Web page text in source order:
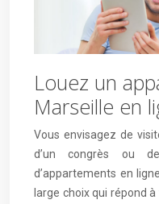
Louez un
Marseille en
Vous envisagez de
d’un congrès ou
d’appartements en
large choix qui répond